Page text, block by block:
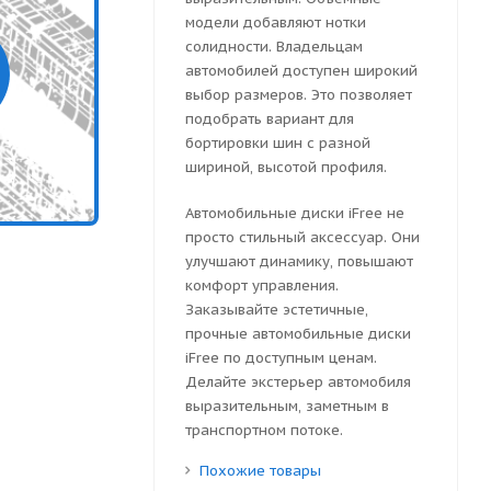
модели добавляют нотки
солидности. Владельцам
автомобилей доступен широкий
выбор размеров. Это позволяет
подобрать вариант для
бортировки шин с разной
шириной, высотой профиля.
Автомобильные диски iFree не
просто стильный аксессуар. Они
улучшают динамику, повышают
комфорт управления.
Заказывайте эстетичные,
прочные автомобильные диски
iFree по доступным ценам.
Делайте экстерьер автомобиля
выразительным, заметным в
транспортном потоке.
Похожие товары